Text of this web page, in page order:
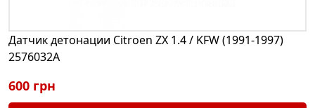
Датчик детонации Citroen ZX 1.4 / KFW (1991-1997)
2576032A
600 грн